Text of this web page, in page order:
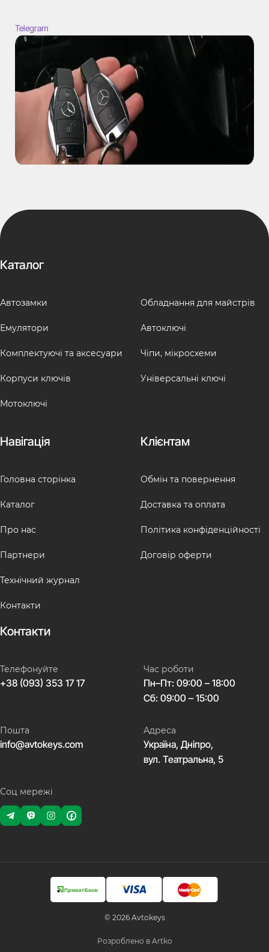
Telegram
Каталог
Автозамки
Емулятори
Комплектуючі та аксесуари
Корпуси ключів
Мотоключі
Обладнання для майстрів
Автоключі
Чіпи, мікросхеми
Універсальні ключі
Навігація
Головна сторінка
Каталог
Про нас
Партнери
Технічний журнал
Контакти
Клієнтам
Обмін та повернення
Доставка та оплата
Політика конфіденційності
Договір оферти
Контакти
Телефонуйте
+38 (093) 353 17 17
Час роботи
Пн–Пт: 09:00 – 18:00
Сб: 09:00 – 15:00
Пошта
info@avtokeys.com
Адреса
Україна, Дніпро,
вул. Театральна, 5
Соц мережі
© 2026 Avtokeys
Розроблено в Artko